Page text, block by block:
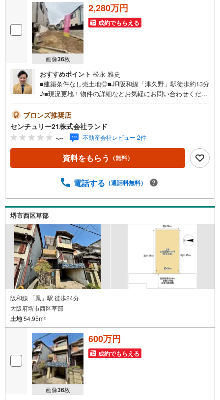
画像36枚
2,280万円
成約でもらえる
おすすめポイント 松永 雅史
■建築条件なし売土地◎■JR阪和線「津久野」駅徒歩約13分
♪■現況更地！物件の詳細などお気軽にお問い合わせくださ
ランド北花田本店は・・・ お客様のニーズに寄り添い、
大切なお住まいのご購入に最後まで伴走いたします！●リフ
ォームのご相談も承っております。●購入・売却・ローンの
ご相談・・・なんでもお気軽にご相談くださいませ！〇大
阪メトロ御堂筋線「北花田」駅より徒歩約10分！○JR阪和
線「浅香」駅より徒歩約8分！〇営業時間:10:00～20:00
けますと、スムーズにご案内が可能です。ご連絡お待ちし
ブロンズ推奨店
センチュリー21株式会社ランド
-.-- 不動産会社レビュー 2件
資料をもらう （無料）
電話する （通話料無料）
堺市西区草部
阪和線 「鳳」駅 徒歩24分
大阪府堺市西区草部
土地54.95m2
画像36枚
600万円
成約でもらえる